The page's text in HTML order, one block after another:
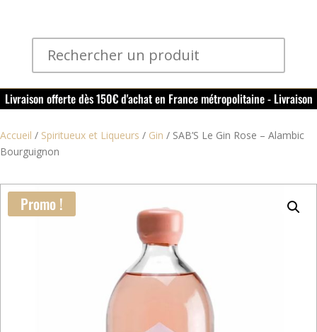
Livraison offerte dès 150€ d'achat en France métropolitaine - Livraison
offerte dans le rouillacais (16) dès 50€ d'achat
Accueil / Spiritueux et Liqueurs / Gin / SAB’S Le Gin Rose – Alambic
Bourguignon
Promo !